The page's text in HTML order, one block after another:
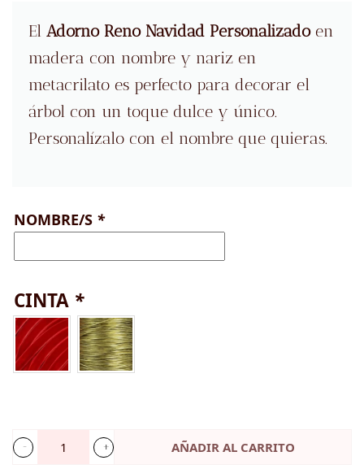
El Adorno Reno Navidad Personalizadoen
madera con nombre y nariz en
metacrilato es perfecto para decorar el
árbol con un toque dulce y único.
Personalízalo con el nombre que quieras.
NOMBRE/S *
CINTA *
Adorno
AÑADIR AL CARRITO